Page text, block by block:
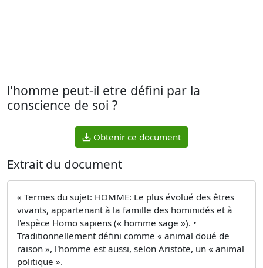
l'homme peut-il etre défini par la
conscience de soi ?
Obtenir ce document
Extrait du document
« Termes du sujet: HOMME: Le plus évolué des êtres
vivants, appartenant à la famille des hominidés et à
l'espèce Homo sapiens (« homme sage »). •
Traditionnellement défini comme « animal doué de
raison », l'homme est aussi, selon Aristote, un « animal
politique ».